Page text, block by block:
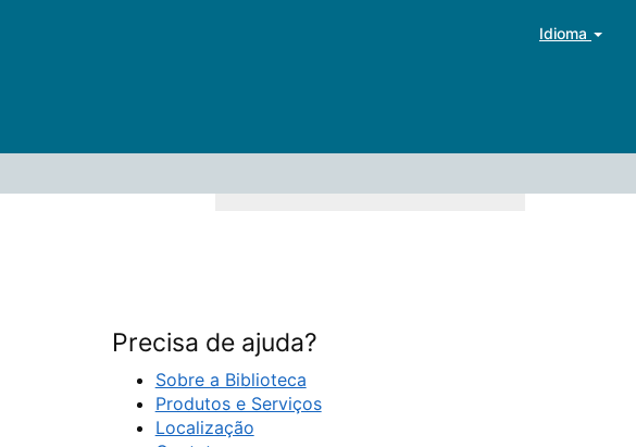
Idioma
Precisa de ajuda?
Sobre a Biblioteca
Produtos e Serviços
Localização